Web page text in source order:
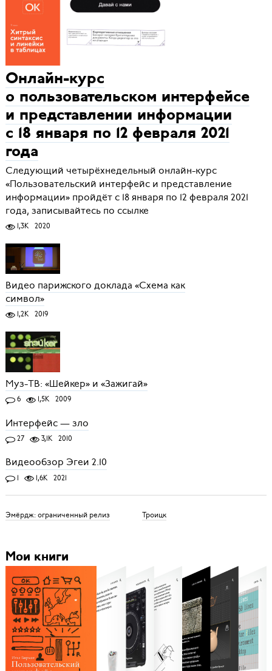
Онлайн-курс
о пользовательском интерфейсе
и представлении информации
с 18 января по 12 февраля 2021
года
Следующий четырёхнедельный онлайн-курс
«Пользовательский интерфейс и представление
информации» пройдёт с 18 января по 12 февраля 2021
года, записывайтесь по ссылке
1,3K 2020
Видео парижского доклада «Схема как
символ»
1,2K 2019
Муз-ТВ: «Шейкер» и «Зажигай»
6 1,5K 2009
Интерфейс — зло
27 3,1K 2010
Видеообзор Эгеи 2.10
1 1,6K 2021
Эмёрдж: ограниченный релиз Троицк
Мои книги